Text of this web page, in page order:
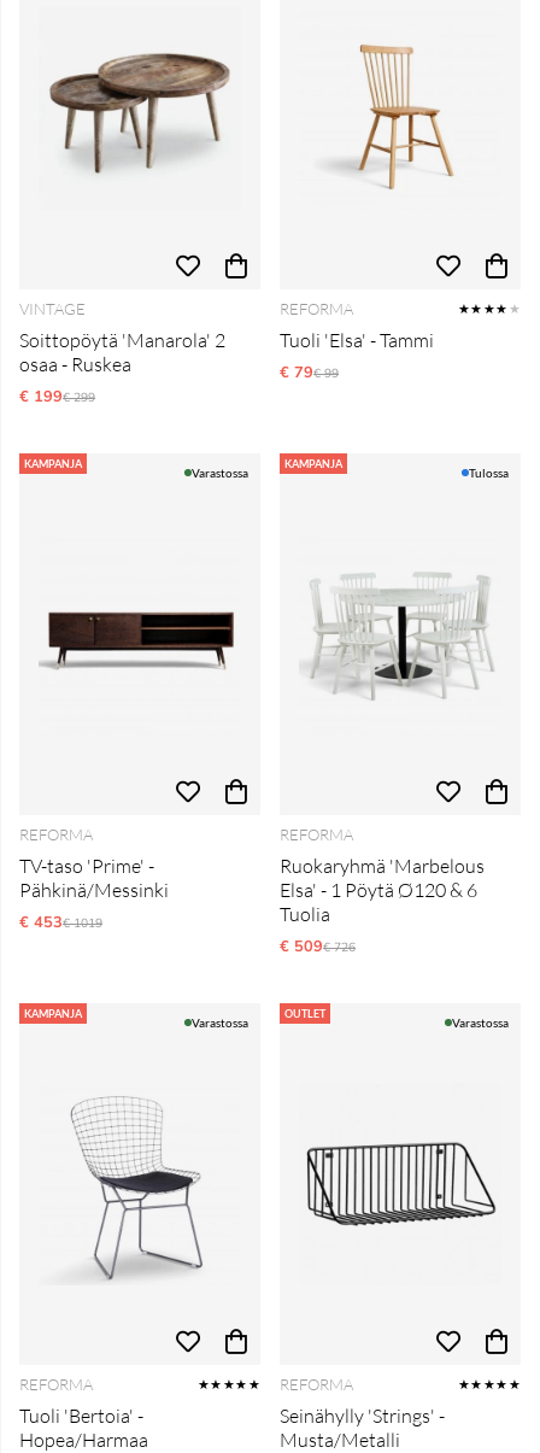
VINTAGE
Soittopöytä 'Manarola' 2
osaa - Ruskea
€ 199Normaali hinta
€ 299
REFORMA ★★★★ ★
Tuoli 'Elsa' - Tammi
€ 79Normaali hinta
€ 99
KAMPANJA
Varastossa
REFORMA
TV-taso 'Prime' -
Pähkinä/Messinki
€ 453Normaali hinta
€ 1019
KAMPANJA
Tulossa
REFORMA
Ruokaryhmä 'Marbelous
Elsa' - 1 Pöytä Ø120 & 6
Tuolia
€ 509Normaali hinta
€ 726
KAMPANJA
Varastossa
REFORMA ★★★★★
Tuoli 'Bertoia' -
Hopea/Harmaa
OUTLET
Varastossa
REFORMA ★★★★★
Seinähylly 'Strings' -
Musta/Metalli